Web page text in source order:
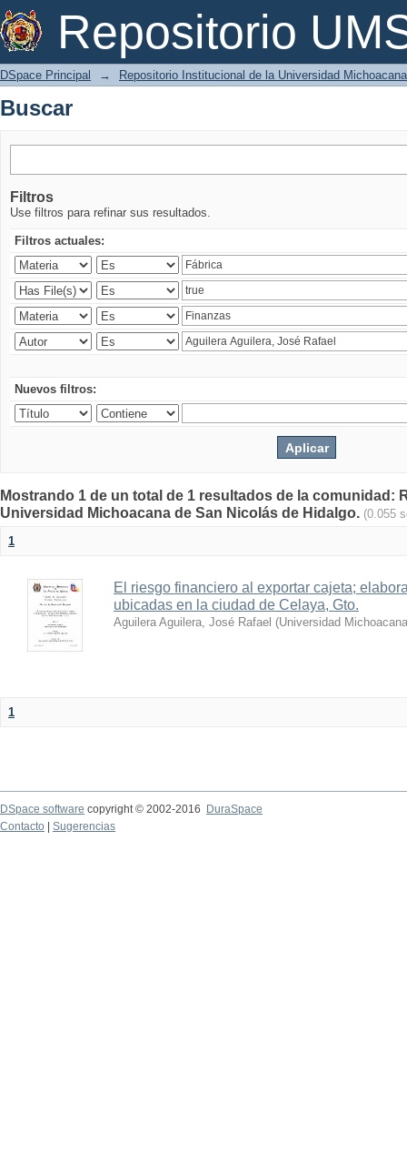
Repositorio
Buscar
DSpace Principal → Repositorio Institucional de la Universidad
Buscar
Filtros
Use filtros para refinar sus resultados.
Filtros actuales:
Nuevos filtros:
Mostrando 1 de un total de 1 resultados de la comunidad:
Universidad Michoacana de San Nicolás de Hidalgo. (0.055
1
El riesgo financiero al exportar cajeta;
ubicadas en la ciudad de Celaya, Gto.
Aguilera Aguilera, José Rafael (Universidad
1
DSpace software copyright © 2002-2016
DuraSpace
Contacto
Sugerencias